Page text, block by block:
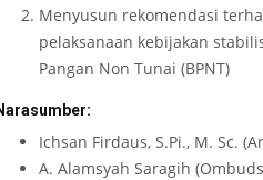
Menyusun rekomendasi
pelaksanaan kebijakan
Pangan Non Tunai (BPNT)
Ichsan Firdaus, S.Pi., M. Sc.
A. Alamsyah Saragih